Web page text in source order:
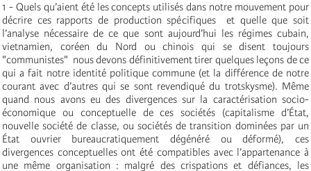
1 - Quels qu’aient été les concepts utilisés dans notre mouvement pour
décrire ces rapports de production spécifiques ­ et quelle que soit
l’analyse nécessaire de ce que sont aujourd’hui les régimes cubain,
vietnamien, coréen du Nord ou chinois qui se disent toujours
"communistes" ­ nous devons définitivement tirer quelques leçons de ce
qui a fait notre identité politique commune (et la différence de notre
courant avec d’autres qui se sont revendiqué du trotskysme). Même
quand nous avons eu des divergences sur la caractérisation socio-
économique ou conceptuelle de ces sociétés (capitalisme d’État,
nouvelle société de classe, ou sociétés de transition dominées par un
État ouvrier bureaucratiquement dégénéré ou déformé), ces
divergences conceptuelles ont été compatibles avec l’appartenance à
une même organisation : malgré des crispations et défiances, les